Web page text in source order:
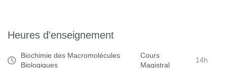
Heures d'enseignement
Biochimie des Macromolécules
Biologiques
Cours
Magistral
14h